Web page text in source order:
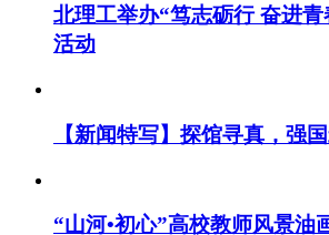
北理工举办“笃志砺行 奋进
活动
【新闻特写】探馆寻真，强国
“山河•初心”高校教师风景油